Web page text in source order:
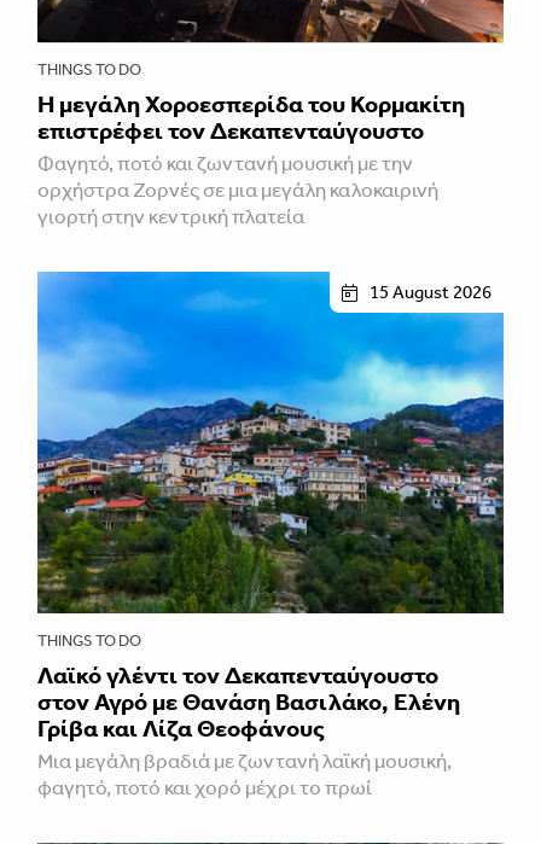
THINGS TO DO
Η μεγάλη Χοροεσπερίδα του Κορμακίτη
επιστρέφει τον Δεκαπενταύγουστο
Φαγητό, ποτό και ζωντανή μουσική με την
ορχήστρα Ζορνές σε μια μεγάλη καλοκαιρινή
γιορτή στην κεντρική πλατεία
15 August 2026
THINGS TO DO
Λαϊκό γλέντι τον Δεκαπενταύγουστο
στον Αγρό με Θανάση Βασιλάκο, Ελένη
Γρίβα και Λίζα Θεοφάνους
Μια μεγάλη βραδιά με ζωντανή λαϊκή μουσική,
φαγητό, ποτό και χορό μέχρι το πρωί